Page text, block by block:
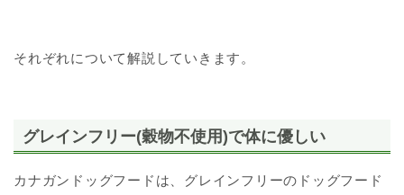
それぞれについて解説していきます。
グレインフリー(穀物不使用)で体に優しい
カナガンドッグフードは、グレインフリーのドッグフード